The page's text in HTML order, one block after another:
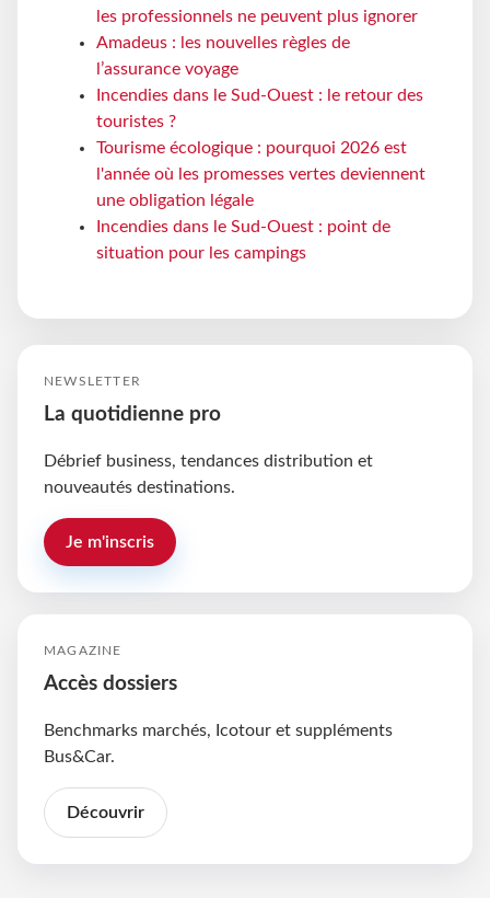
les professionnels ne peuvent plus ignorer
Amadeus : les nouvelles règles de
l’assurance voyage
Incendies dans le Sud-Ouest : le retour des
touristes ?
Tourisme écologique : pourquoi 2026 est
l'année où les promesses vertes deviennent
une obligation légale
Incendies dans le Sud-Ouest : point de
situation pour les campings
NEWSLETTER
La quotidienne pro
Débrief business, tendances distribution et
nouveautés destinations.
Je m'inscris
MAGAZINE
Accès dossiers
Benchmarks marchés, Icotour et suppléments
Bus&Car.
Découvrir